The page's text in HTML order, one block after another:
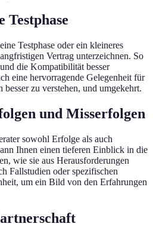
Testphase
Testphase oder ein kleineres
Vertrag unterzeichnen. So
die Kompatibilität besser
eine hervorragende Gelegenheit für
zu verstehen, und umgekehrt.
und Misserfolgen
sowohl Erfolge als auch
Ihnen einen tieferen Einblick in die
wie sie aus Herausforderungen
Fallstudien oder spezifischen
um ein Bild von den Erfahrungen